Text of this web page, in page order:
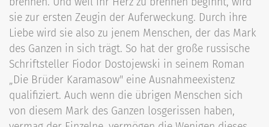
sie zur ersten Zeugin der Auferweckung. Durch ihre
Liebe wird sie also zu jenem Menschen, der das Mark
des Ganzen in sich trägt. So hat der große russische
Schriftsteller Fiodor Dostojewski in seinem Roman
„Die Brüder Karamasow" eine Ausnahmeexistenz
qualifiziert. Auch wenn die übrigen Menschen sich
von diesem Mark des Ganzen losgerissen haben,